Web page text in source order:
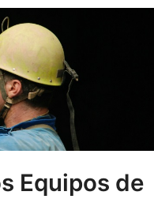
Equipos de